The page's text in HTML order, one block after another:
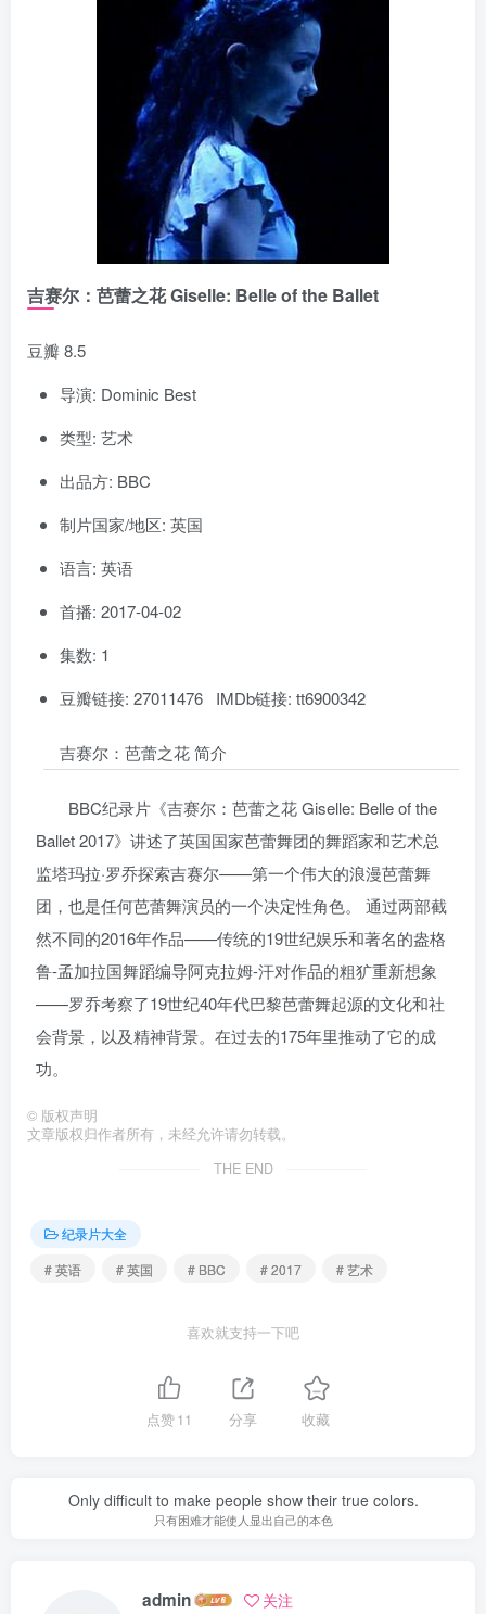
吉赛尔：芭蕾之花 Giselle: Belle of the Ballet
豆瓣 8.5
导演: Dominic Best
类型: 艺术
出品方: BBC
制片国家/地区: 英国
语言: 英语
首播: 2017-04-02
集数: 1
豆瓣链接: 27011476 IMDb链接: tt6900342
吉赛尔：芭蕾之花 简介
BBC纪录片《吉赛尔：芭蕾之花 Giselle: Belle of the
Ballet 2017》讲述了英国国家芭蕾舞团的舞蹈家和艺术总
监塔玛拉·罗乔探索吉赛尔——第一个伟大的浪漫芭蕾舞
团，也是任何芭蕾舞演员的一个决定性角色。 通过两部截
然不同的2016年作品——传统的19世纪娱乐和著名的盎格
鲁-孟加拉国舞蹈编导阿克拉姆-汗对作品的粗犷重新想象
——罗乔考察了19世纪40年代巴黎芭蕾舞起源的文化和社
会背景，以及精神背景。在过去的175年里推动了它的成
功。
© 版权声明
文章版权归作者所有，未经允许请勿转载。
THE END
纪录片大全
# 英语
# 英国 # BBC # 2017 # 艺术
喜欢就支持一下吧
点赞11 分享 收藏
Only difficult to make people show their true colors.
只有困难才能使人显出自己的本色
admin 关注